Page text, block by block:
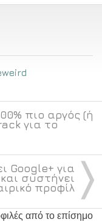
πιο αργός (ή
για το
〉
Google+ για
συστήνει
προφίλ
από το επίσημο